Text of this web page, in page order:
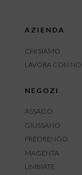
AZIENDA
CHI SIAMO
LAVORA CON NOI
NEGOZI
ASSAGO
GIUSSANO
PREDRENGO
MAGENTA
LIMBIATE